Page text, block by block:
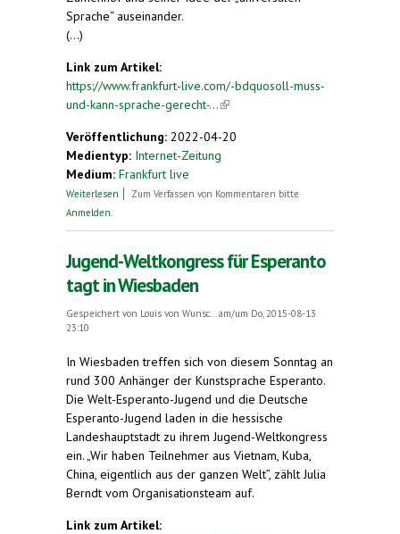
Sprache“ auseinander.
(...)
Link zum Artikel:
https://www.frankfurt-live.com/-bdquosoll-muss-
und-kann-sprache-gerecht-...(link is external)
Veröffentlichung: 2022-04-20
Medientyp: Internet-Zeitung
Medium: Frankfurt live
Weiterlesen über „Soll, muss und kann Sprache gerecht sein?“
Zum Verfassen von Kommentaren bitte
Anmelden
Jugend-Weltkongress für Esperanto
tagt in Wiesbaden
Gespeichert von Louis von Wunsc...
am/um Do, 2015-08-13
23:10
In Wiesbaden treffen sich von diesem Sonntag an
rund 300 Anhänger der Kunstsprache Esperanto.
Die Welt-Esperanto-Jugend und die Deutsche
Esperanto-Jugend laden in die hessische
Landeshauptstadt zu ihrem Jugend-Weltkongress
ein. „Wir haben Teilnehmer aus Vietnam, Kuba,
China, eigentlich aus der ganzen Welt”, zählt Julia
Berndt vom Organisationsteam auf.
Link zum Artikel: